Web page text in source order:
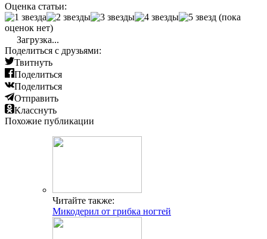
Оценка статьи:
(пока
оценок нет)
Загрузка...
Поделиться с друзьями:
Твитнуть
Поделиться
Поделиться
Отправить
Класснуть
Похожие публикации
Читайте также:
Микодерил от грибка ногтей